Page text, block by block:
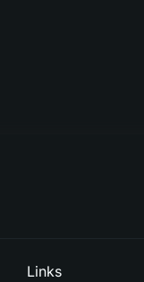
Links